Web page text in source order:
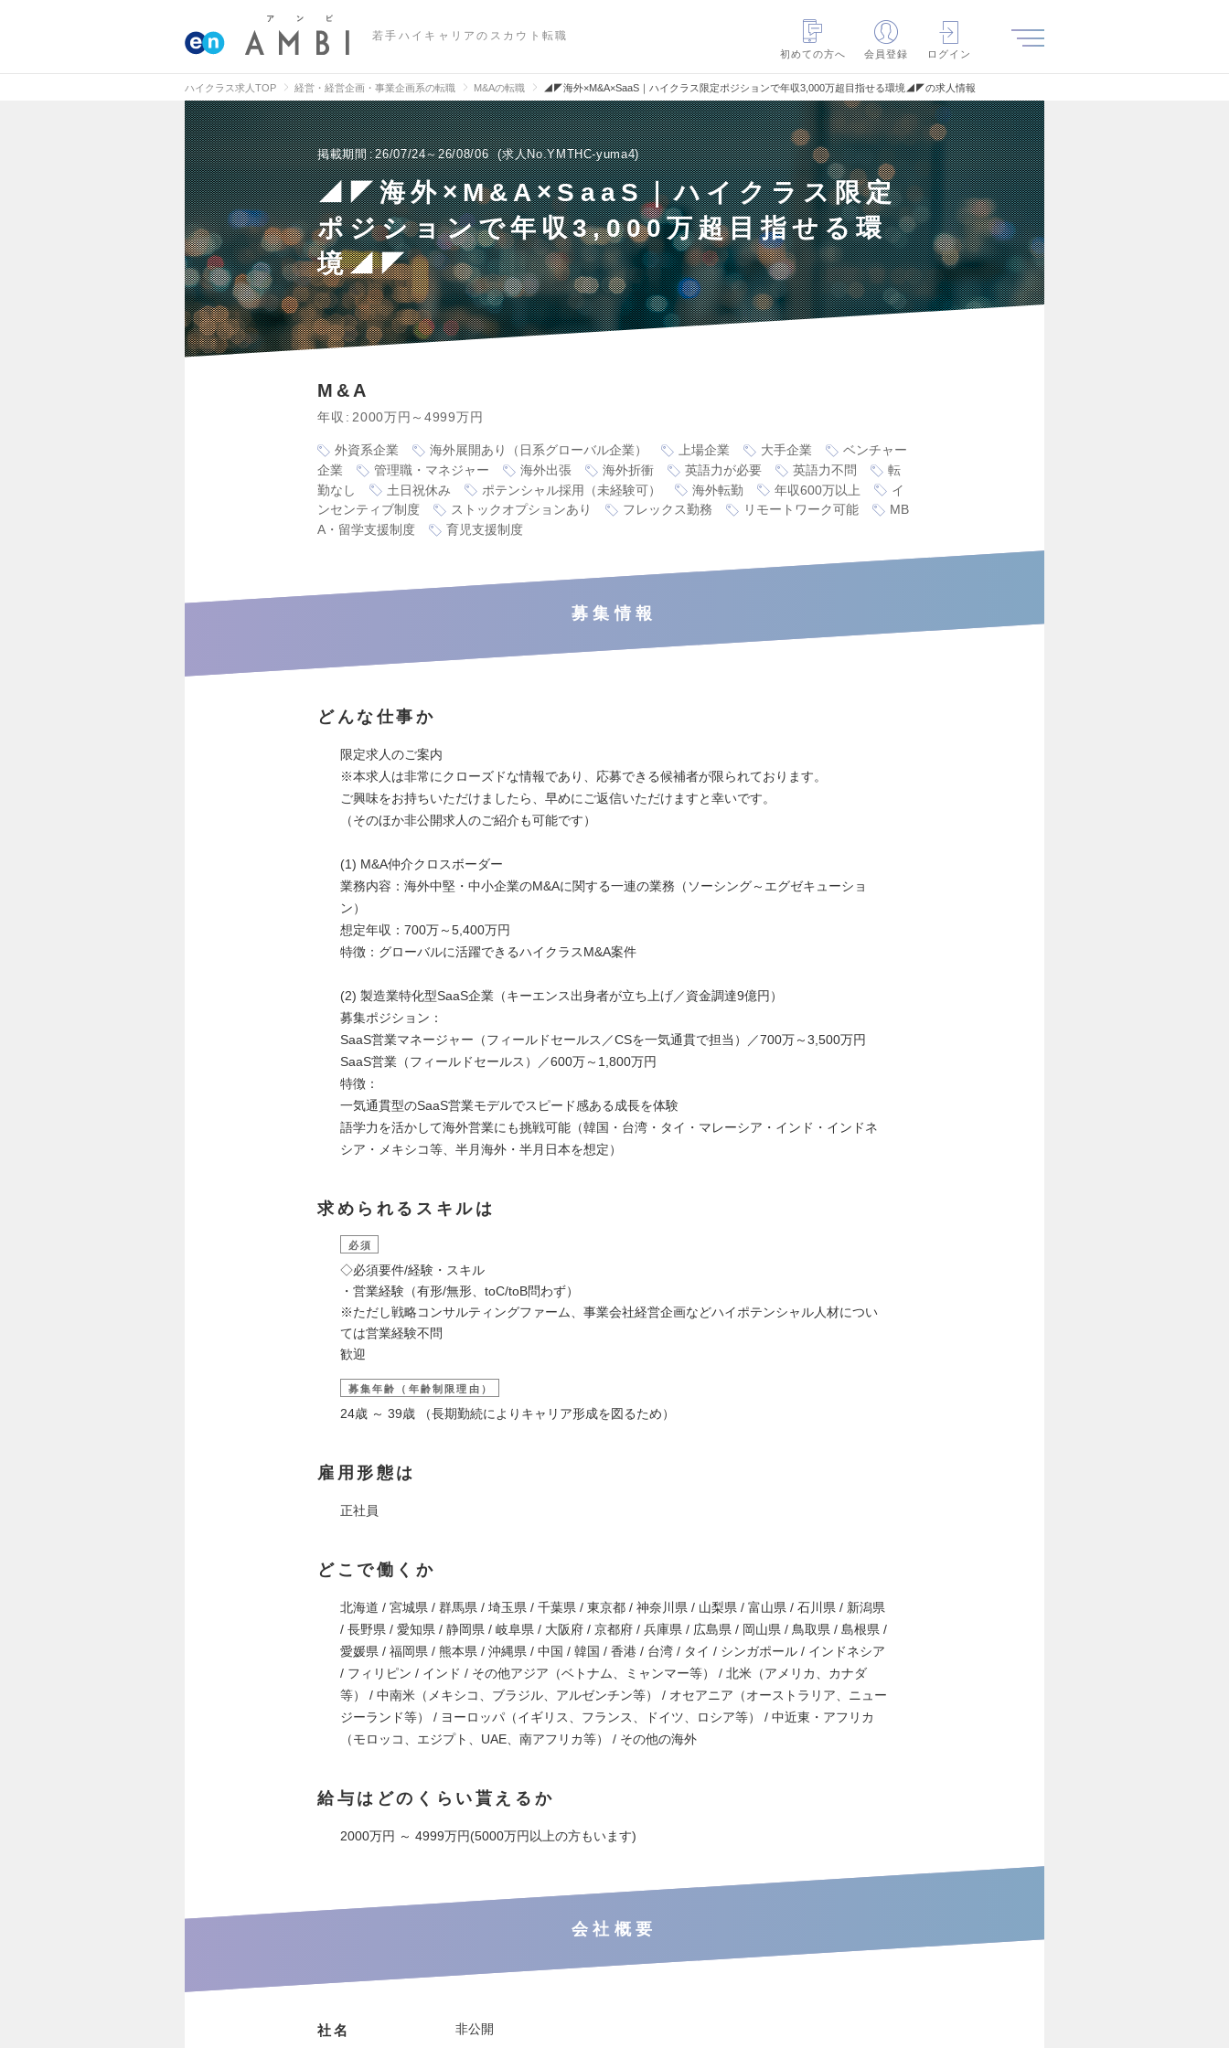
若手ハイキャリアのスカウト転職
初めての方へ
会員登録 ログイン
ハイクラス求人TOP 経営・経営企画・事業企画系の転職 M&Aの転職 ◢◤海外×M&A×SaaS｜ハイクラス限定ポジションで年収3,000万超目指せる環境◢◤の求人情報
掲載期間 26/07/24～26/08/06 求人No.YMTHC-yuma4
◢◤海外×M&A×SaaS｜ハイクラス限定
ポジションで年収3,000万超目指せる環
境◢◤
M&A
年収 2000万円～4999万円
外資系企業 海外展開あり（日系グローバル企業） 上場企業 大手企業
ベンチャー
企業
管理職・マネジャー 海外出張 海外折衝 英語力が必要 英語力不問
転
勤なし
土日祝休み ポテンシャル採用（未経験可） 海外転勤 年収600万以上
イ
ンセンティブ制度
ストックオプションあり フレックス勤務 リモートワーク可能
MB
A・留学支援制度
育児支援制度
募集情報
どんな仕事か
限定求人のご案内
※本求人は非常にクローズドな情報であり、応募できる候補者が限られております。
ご興味をお持ちいただけましたら、早めにご返信いただけますと幸いです。
（そのほか非公開求人のご紹介も可能です）
(1) M&A仲介クロスボーダー
業務内容：海外中堅・中小企業のM&Aに関する一連の業務（ソーシング～エグゼキューショ
ン）
想定年収：700万～5,400万円
特徴：グローバルに活躍できるハイクラスM&A案件
(2) 製造業特化型SaaS企業（キーエンス出身者が立ち上げ／資金調達9億円）
募集ポジション：
SaaS営業マネージャー（フィールドセールス／CSを一気通貫で担当）／700万～3,500万円
SaaS営業（フィールドセールス）／600万～1,800万円
特徴：
一気通貫型のSaaS営業モデルでスピード感ある成長を体験
語学力を活かして海外営業にも挑戦可能（韓国・台湾・タイ・マレーシア・インド・インドネ
シア・メキシコ等、半月海外・半月日本を想定）
求められるスキルは
必須
◇必須要件/経験・スキル
・営業経験（有形/無形、toC/toB問わず）
※ただし戦略コンサルティングファーム、事業会社経営企画などハイポテンシャル人材につい
ては営業経験不問
歓迎
募集年齢（年齢制限理由）
24歳 ～ 39歳 （長期勤続によりキャリア形成を図るため）
雇用形態は
正社員
どこで働くか
北海道 / 宮城県 / 群馬県 / 埼玉県 / 千葉県 / 東京都 / 神奈川県 / 山梨県 / 富山県 / 石川県 / 新潟県
/ 長野県 / 愛知県 / 静岡県 / 岐阜県 / 大阪府 / 京都府 / 兵庫県 / 広島県 / 岡山県 / 鳥取県 / 島根県 /
愛媛県 / 福岡県 / 熊本県 / 沖縄県 / 中国 / 韓国 / 香港 / 台湾 / タイ / シンガポール / インドネシア
/ フィリピン / インド / その他アジア（ベトナム、ミャンマー等） / 北米（アメリカ、カナダ
等） / 中南米（メキシコ、ブラジル、アルゼンチン等） / オセアニア（オーストラリア、ニュー
ジーランド等） / ヨーロッパ（イギリス、フランス、ドイツ、ロシア等） / 中近東・アフリカ
（モロッコ、エジプト、UAE、南アフリカ等） / その他の海外
給与はどのくらい貰えるか
2000万円 ～ 4999万円(5000万円以上の方もいます)
会社概要
社名 非公開